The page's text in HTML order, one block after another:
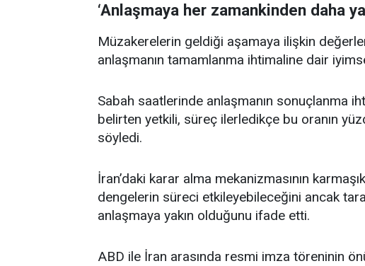
‘Anlaşmaya her zamankinden daha
Müzakerelerin geldiği aşamaya ilişkin
anlaşmanın tamamlanma ihtimaline dair
Sabah saatlerinde anlaşmanın sonuçlanma
belirten yetkili, süreç ilerledikçe bu oranın
söyledi.
İran’daki karar alma mekanizmasının
dengelerin süreci etkileyebileceğini ancak
anlaşmaya yakın olduğunu ifade etti.
ABD ile İran arasında resmi imza töreninin